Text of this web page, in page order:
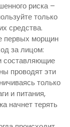
риска –
только
средства.
первых морщин
за лицом:
составляющие
проводят эти
только
и питания,
начнет терять